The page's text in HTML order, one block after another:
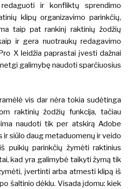
ir konfliktų sprendimo
klipų organizavimo parinkčių,
taip pat rankinį raktinių žodžių
ir gera nuotraukų redagavimo
X leidžia paprastai įvesti dažnai
galimybę naudoti sparčiuosius
vis dar nėra tokia sudėtinga
raktinių žodžių funkcija, tačiau
naudoti tik per atskirą Adobe
ir siūlo daug metaduomenų ir veido
puikių parinkčių žymėti raktinius
kad yra galimybė taikyti žymą tik
įvertinti arba atmesti klipą iš
šaltinio dėklu. Visada įdomu: kiek